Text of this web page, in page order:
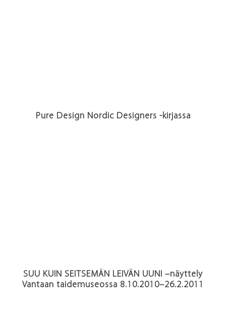
Pure Design Nordic Designers -kirjassa
SUU KUIN SEITSEMÄN LEIVÄN UUNI –näyttely
Vantaan taidemuseossa 8.10.2010–26.2.2011